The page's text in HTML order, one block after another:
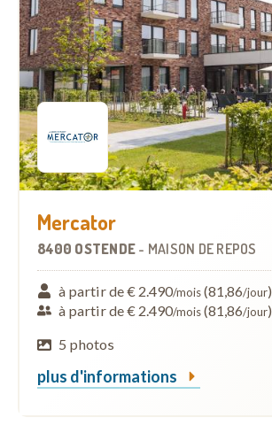
Mercator
8400 OSTENDE - MAISON DE REPOS
à partir de € 2.490/mois(81,86/jour)
à partir de € 2.490/mois(81,86/jour)
5 photos
plus d'informations